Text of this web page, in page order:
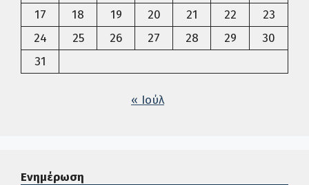
17
18 19 20 21 22
23
24
25 26 27 28 29
30
31
« Ιούλ
Ενημέρωση